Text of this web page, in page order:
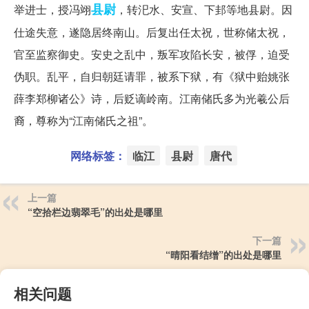
举进士，授冯翊县尉 ，转汜水、安宣、下邽等地县尉。因
仕途失意，遂隐居终南山。后复出任太祝，世称储太祝，
官至监察御史。安史之乱中，叛军攻陷长安，被俘，迫受
伪职。乱平，自归朝廷请罪，被系下狱，有《狱中贻姚张
薛李郑柳诸公》诗，后贬谪岭南。江南储氏多为光羲公后
裔，尊称为“江南储氏之祖”。
网络标签： 临江 县尉 唐代
上一篇
“空拾栏边翡翠毛”的出处是哪里
下一篇
“晴阳看结缯”的出处是哪里
相关问题